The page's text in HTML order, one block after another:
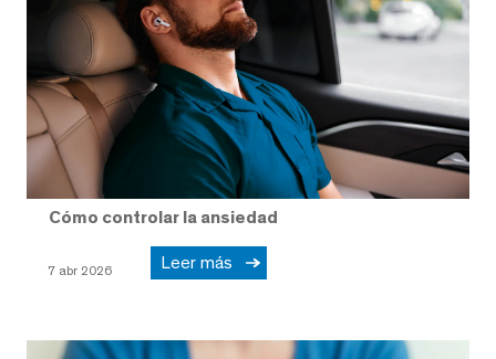
Cómo controlar la ansiedad
7 abr 2026 Leer más